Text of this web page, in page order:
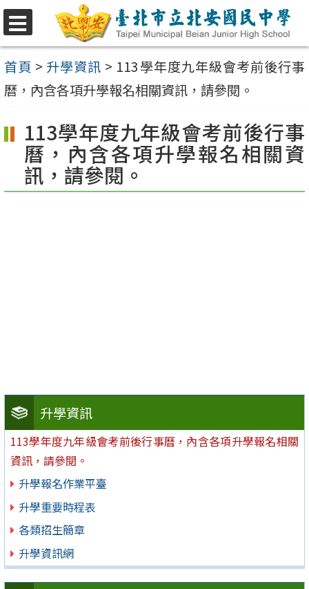
選
單
跳
至
主
要
容
首頁 > 升學資訊 > 113學年度九年級會考前後行事
曆，內含各項升學報名相關資訊，請參閱。
升學資訊
113學年度九年級會考前後行事曆，內含各項升學報名相關
資訊，請參閱。
升學報名作業平臺
升學重要時程表
各類招生簡章
升學資訊網
113學年度九年級會考前後行事
曆，內含各項升學報名相關資
訊，請參閱。